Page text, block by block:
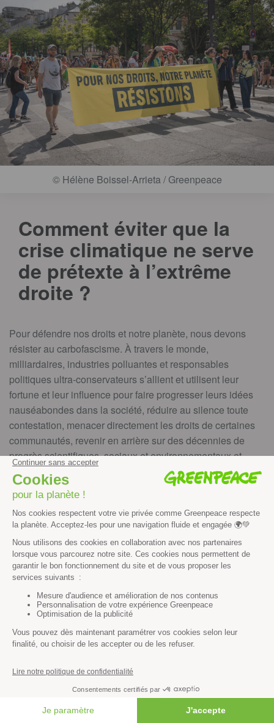
© Hélène Boissel-Arrieta / Greenpeace
Comment éviter que la
crise climatique ne serve
de prétexte à l’extrême
droite ?
Pour défendre nos droits et notre planète, nous devons
résister au carbofascisme. À travers le monde,
milliardaires, industries polluantes et responsables
politiques ultra-conservateurs s’allient et utilisent leur
fortune et leur influence pour faire progresser leurs idées
nauséabondes dans la société, réduire au silence toute
contestation, menacer directement les droits de certaines
communautés, revenir en arrière sur des décennies de
progrès scientifiques, sociaux et environnementaux et
manipuler le jeu politique et médiatique au service de leurs
intérêts.
Alors que ces milliardaires et ces industries polluantes ne
cessent de s’enrichir de façon indécente, l’immense
majorité de la population s’enfonce dans une crise
économique, sociale et environnementale sans précédent.
Les responsables politiques d’extrême droite, loin de
s’attaquer à ce système économique profondément injuste,
violent et inégalitaire, instrumentalisent la colère et
pointent divers bouc-émissaires en cohérence avec leur
projet politique raciste, identitaire et rétrograde : immigrés,
écologistes, minorités opprimées…
Face à cette alliance toxique entre grandes fortunes et
forces politiques ultra-conservatrices, la solidarité est notre
force. Elle ne cesse de grandir, tout comme la résistance.